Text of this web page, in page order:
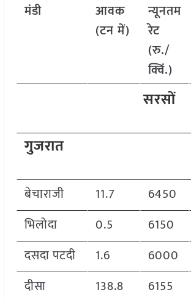
मंडी
आवक
(टन में)
न्यूनतम
रेट
(रु./
क्विं.)
सरसों
गुजरात
बेचाराजी 11.7 6450
भिलोदा
0.5 6150
दसदा पटदी
1.6 6000
दीसा
138.8 6155